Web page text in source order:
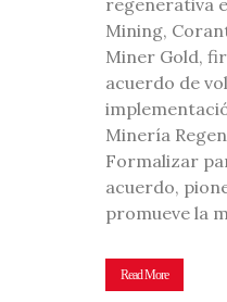
Mining,
Miner Gold,
acuerdo de
Minería
Formalizar
acuerdo,
promueve la
Read More